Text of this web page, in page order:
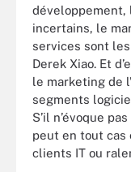
développement,
incertains, le
services sont
Derek Xiao. Et
le marketing de
segments
S’il n’évoque
peut en tout cas
clients IT ou